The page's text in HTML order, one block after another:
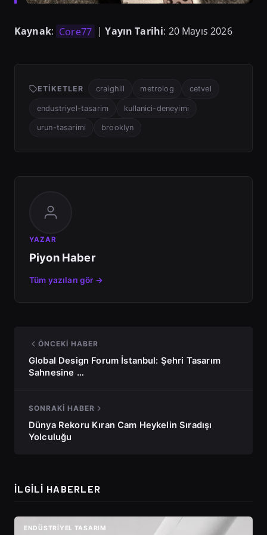
Kaynak: Core77 |Yayın Tarihi: 20 Mayıs 2026
ETIKETLER craighill metrolog cetvel
endustriyel-tasarim kullanici-deneyimi
urun-tasarimi brooklyn
YAZAR
Piyon Haber
Tüm yazıları gör →
ÖNCEKI HABER
Global Design Forum İstanbul: Şehri Tasarım
Sahnesine …
SONRAKI HABER
Dünya Rekoru Kıran Cam Heykelin Sıradışı
Yolculuğu
İLGILI HABERLER
ENDÜSTRIYEL TASARIM